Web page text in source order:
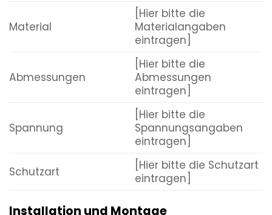
Material
[Hier bitte die
Materialangaben
eintragen]
Abmessungen
[Hier bitte die
Abmessungen
eintragen]
Spannung
[Hier bitte die
Spannungsangaben
eintragen]
Schutzart
[Hier bitte die Schutzart
eintragen]
Installation und Montage